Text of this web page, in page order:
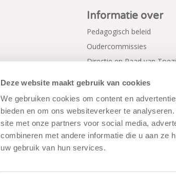
Deze website maakt gebruik van cookies
We gebruiken cookies om content en
bieden en om ons websiteverkeer te
site met onze partners voor social media,
combineren met andere informatie die u aan ze
uw gebruik van hun services.
Informatie over
Pedagogisch beleid
Oudercommissies
Directie en Raad van